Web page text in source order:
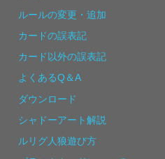
ルールの変更・追加
カードの誤表記
カード以外の誤表記
よくあるQ＆A
ダウンロード
シャドーアート解説
ルリグ人狼遊び方